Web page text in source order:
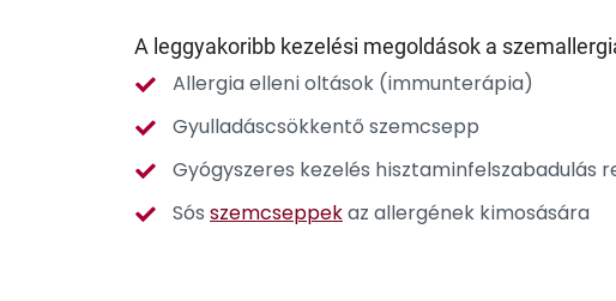
A leggyakoribb kezelési megoldások a
Allergia elleni oltások (immunterápia)
Gyulladáscsökkentő szemcsepp
Gyógyszeres kezelés hisztaminfelszabadulás
Sós szemcseppekaz allergének kimosására